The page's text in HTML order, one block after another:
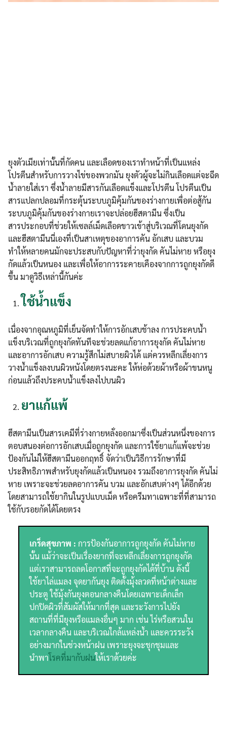
ยุงตัวเมียเท่านั้นที่กัดคน และเลือดของเราทำหน้าที่เป็นแหล่ง
โปรตีนสำหรับการวางไข่ของพวกมัน ยุงตัวผู้จะไม่กินเลือดแต่จะฉีด
น้ำลายใส่เรา ซึ่งน้ำลายมีสารกันเลือดแข็งและโปรตีน โปรตีนเป็น
สารแปลกปลอมที่กระตุ้นระบบภูมิคุ้มกันของร่างกายเพื่อต่อสู้กัน
ระบบภูมิคุ้มกันของร่างกายเราจะปล่อยฮีสตามีน ซึ่งเป็น
สารประกอบที่ช่วยให้เซลล์เม็ดเลือดขาวเข้าสู่บริเวณที่โดนยุงกัด
และฮีสตามีนนี่เองที่เป็นสาเหตุของอาการคัน อักเสบ และบวม
ทำให้หลายคนมักจะประสบกับปัญหาที่ว่ายุงกัด คันไม่หาย หรือยุง
กัดแล้วเป็นหนอง และเพื่อให้อาการระคายเคืองจากการถูกยุงกัดดี
ขึ้น มาดูวิธีเหล่านี้กันค่ะ
ใช้น้ำแข็ง
เนื่องจากอุณหภูมิที่เย็นจัดทำให้การอักเสบช้าลง การประคบน้ำ
แข็งบริเวณที่ถูกยุงกัดทันทีจะช่วยลดแก้อาการยุงกัด คันไม่หาย
และอาการอักเสบ ความรู้สึกไม่สบายผิวได้ แต่ควรหลีกเลี่ยงการ
วางน้ำแข็งลงบนผิวหนังโดยตรงนะคะ ให้ห่อด้วยผ้าหรือผ้าขนหนู
ก่อนแล้วถึงประคบน้ำแข็งลงไปบนผิว
ยาแก้แพ้
ฮีสตามีนเป็นสารเคมีที่ร่างกายหลั่งออกมาซึ่งเป็นส่วนหนึ่งของการ
ตอบสนองต่อการอักเสบเมื่อถูกยุงกัด และการใช้ยาแก้แพ้จะช่วย
ป้องกันไม่ให้ฮีสตามีนออกฤทธิ์ จัดว่าเป็นวิธีการรักษาที่มี
ประสิทธิภาพสำหรับยุงกัดแล้วเป็นหนอง รวมถึงอาการยุงกัด คันไม่
หาย เพราะจะช่วยลดอาการคัน บวม และอักเสบต่างๆ ได้อีกด้วย
โดยสามารถใช้ยากินในรูปแบบเม็ด หรือครีมทาเฉพาะที่ที่สามารถ
ใช้กับรอยกัดได้โดยตรง
เกร็ดสุขภาพ : การป้องกันอาการถูกยุงกัด คันไม่หาย
นั้น แม้ว่าจะเป็นเรื่องยากที่จะหลีกเลี่ยงการถูกยุงกัด
แต่เราสามารถลดโอกาสที่จะถูกยุงกัดได้ที่บ้าน ดังนี้
ใช้ยาไล่แมลง จุดยากันยุง ติดตั้งมุ้งลวดที่หน้าต่างและ
ประตู ใช้มุ้งกันยุงตอนกลางคืนโดยเฉพาะเด็กเล็ก
ปกปิดผิวที่สัมผัสให้มากที่สุด และระวังการไปยัง
สถานที่ที่มียุงหรือแมลงอื่นๆ มาก เช่น ไร่หรือสวนใน
เวลากลางคืน และบริเวณใกล้แหล่งน้ำ และควรระวัง
อย่างมากในช่วงหน้าฝน เพราะยุงจะชุกชุมและ
นำพาโรคที่มากับฝนให้เราด้วยค่ะ